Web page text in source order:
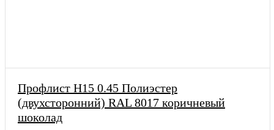
Профлист Н15 0.45 Полиэстер
(двухсторонний) RAL 8017 коричневый
шоколад